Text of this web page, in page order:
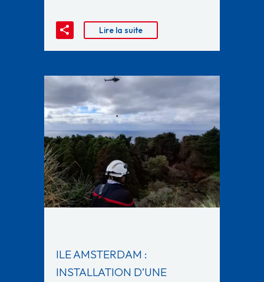
Lire la suite
ILE AMSTERDAM :
INSTALLATION D’UNE